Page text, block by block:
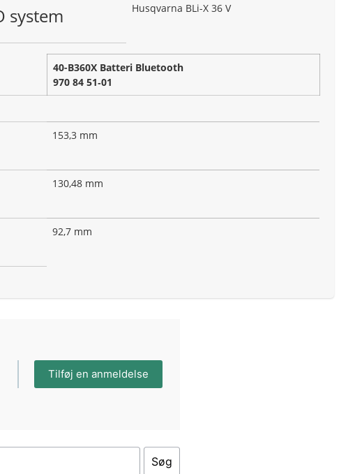
system Husqvarna BLi-X 36 V
40-B360X Batteri Bluetooth
970 84 51‑01
153,3 mm
130,48 mm
92,7 mm
Tilføj en anmeldelse
Søg